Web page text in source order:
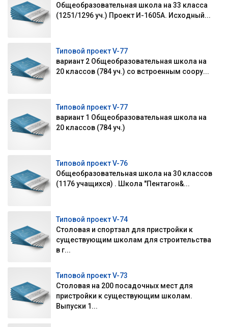
Общеобразовательная школа на 33 класса
(1251/1296 уч.) Проект И-1605А. Исходный...
Типовой проект V-77
вариант 2 Общеобразовательная школа на
20 классов (784 уч.) со встроенным соору...
Типовой проект V-77
вариант 1 Общеобразовательная школа на
20 классов (784 уч.)
Типовой проект V-76
Общеобразовательная школа на 30 классов
(1176 учащихся) . Школа "Пентагон&...
Типовой проект V-74
Столовая и спортзал для пристройки к
существующим школам для строительства
в г...
Типовой проект V-73
Столовая на 200 посадочных мест для
пристройки к существующим школам.
Выпуски 1...